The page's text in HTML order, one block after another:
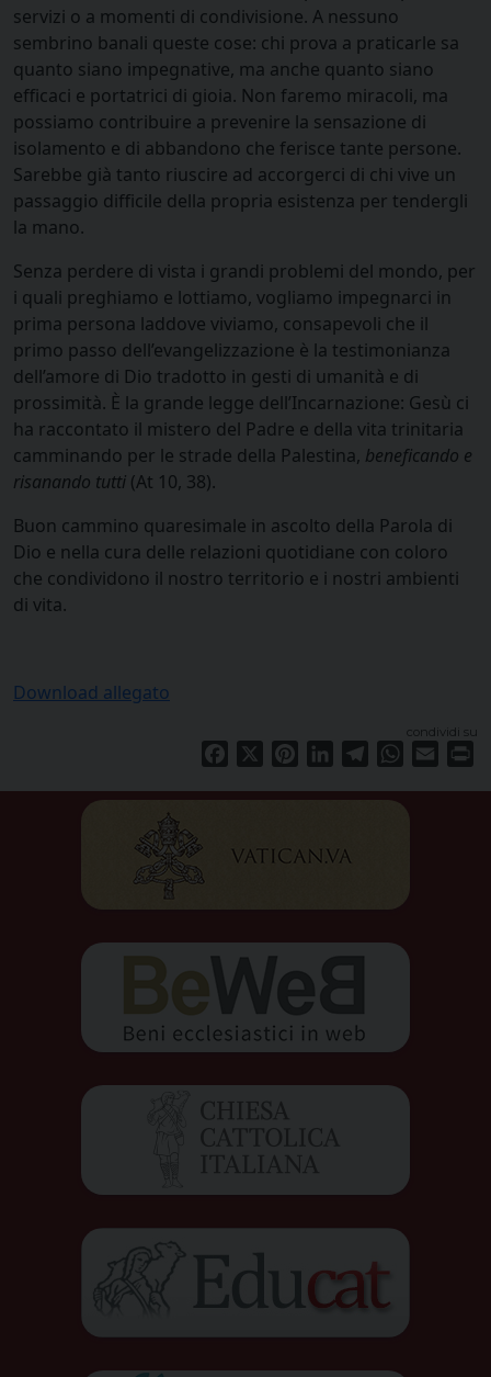
servizi o a momenti di condivisione. A nessuno
sembrino banali queste cose: chi prova a praticarle sa
quanto siano impegnative, ma anche quanto siano
efficaci e portatrici di gioia. Non faremo miracoli, ma
possiamo contribuire a prevenire la sensazione di
isolamento e di abbandono che ferisce tante persone.
Sarebbe già tanto riuscire ad accorgerci di chi vive un
passaggio difficile della propria esistenza per tendergli
la mano.
Senza perdere di vista i grandi problemi del mondo, per
i quali preghiamo e lottiamo, vogliamo impegnarci in
prima persona laddove viviamo, consapevoli che il
primo passo dell’evangelizzazione è la testimonianza
dell’amore di Dio tradotto in gesti di umanità e di
prossimità. È la grande legge dell’Incarnazione: Gesù ci
ha raccontato il mistero del Padre e della vita trinitaria
camminando per le strade della Palestina, beneficando e
risanando tutti (At 10, 38).
Buon cammino quaresimale in ascolto della Parola di
Dio e nella cura delle relazioni quotidiane con coloro
che condividono il nostro territorio e i nostri ambienti
di vita.
Download allegato
condividi su
Facebook PinterestLinkedInTelegramWhatsApp
Email